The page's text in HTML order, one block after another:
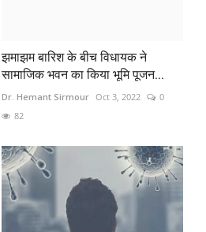
झमाझम बारिश के बीच विधायक ने
सामाजिक भवन का किया भूमि पूजन...
Dr. Hemant Sirmour Oct 3, 2022
0
82